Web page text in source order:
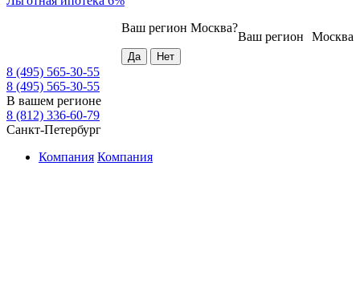
Москва
Ваш регион
Ваш регион Москва?
8 (495) 565-30-55
8 (495) 565-30-55
В вашем регионе
8 (812) 336-60-79
Санкт-Петербург
Компания Компания